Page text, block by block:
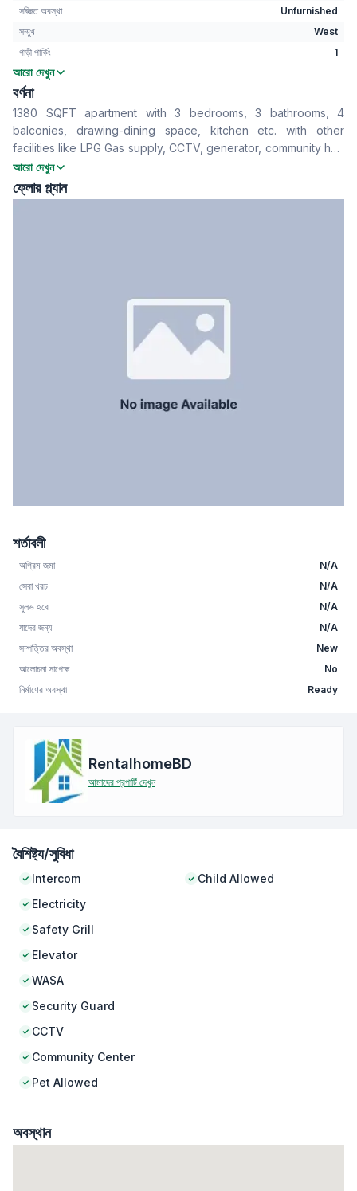
সজ্জিত অবস্থা
Unfurnished
সম্মুখ
West
গাড়ী পার্কিং
1
বেডরুম
বাথরুম
বসার রুম
No
Drawing Room
Yes
খাবার রুম
Yes
ফ্লোর টাইপ
Tiled
আরো দেখুন
বর্ণনা
1380 SQFT apartment with 3 bedrooms, 3 bathrooms, 4
balconies, drawing-dining space, kitchen etc. with other
facilities like LPG Gas supply, CCTV, generator, community hall.
Book this home for your family home now.
আরো দেখুন
ফ্লোর প্ল্যান
শর্তাবলী
অগ্রিম জমা
N/A
সেবা খরচ
N/A
সুলভ হবে
N/A
যাদের জন্য
N/A
সম্পত্তির অবস্থা
New
আলোচনা সাপেক্ষ
No
নির্মাণের অবস্থা
Ready
RentalhomeBD
আমাদের প্রপার্টি দেখুন
বৈশিষ্ট্য/সুবিধা
Intercom
Electricity
Safety Grill
Elevator
WASA
Security Guard
CCTV
Community Center
Pet Allowed
Child Allowed
অবস্থান